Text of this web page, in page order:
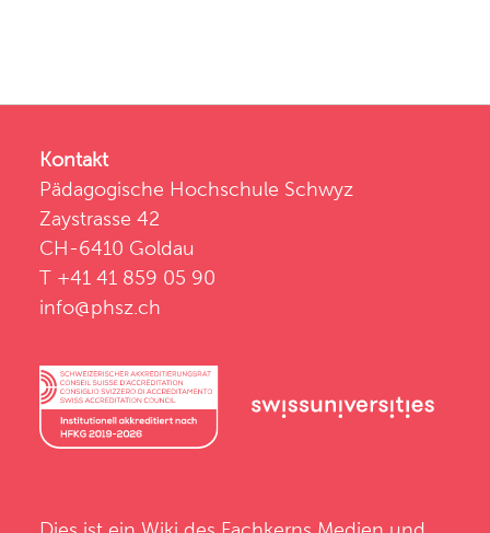
Kontakt
Pädagogische Hochschule Schwyz
Zaystrasse 42
CH-6410 Goldau
T +41 41 859 05 90
info@phsz.ch